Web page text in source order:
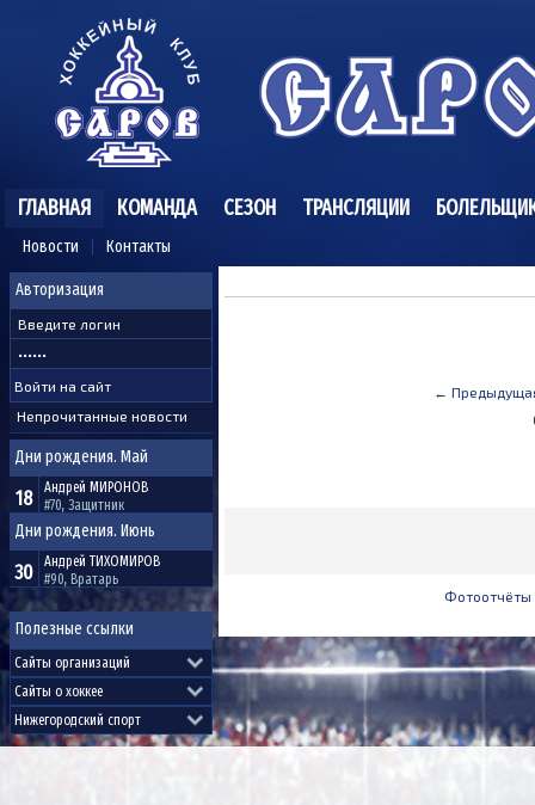
ГЛАВНАЯ
Новости Контакты
КОМАНДА СЕЗОН ТРАНСЛЯЦИИ
Авторизация
Непрочитанные новости
Дни рождения. Май
18 Андрей МИРОНОВ
#70, Защитник
Дни рождения. Июнь
30 Андрей ТИХОМИРОВ
#90, Вратарь
Полезные ссылки
←
Фотоотчёты